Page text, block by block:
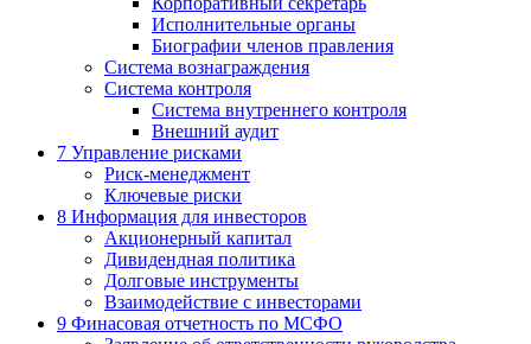
Исполнительные органы
Биографии членов правления
Система вознаграждения
Система контроля
Система внутреннего контроля
Внешний аудит
7 Управление рисками
Риск-менеджмент
Ключевые риски
8 Информация для инвесторов
Акционерный капитал
Дивидендная политика
Долговые инструменты
Взаимодействие с инвеcторами
9 Финасовая отчетность по МСФО